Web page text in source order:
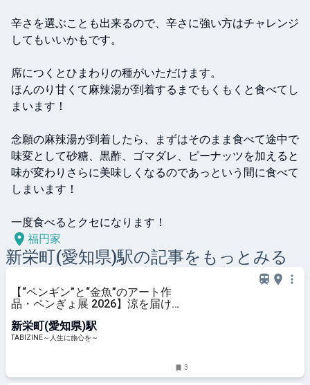
辛さを選ぶことも出来るので、辛さに強い方はチャレンジ
してもいいかもです。
席につくとひまわりの種がいただけます。
ほんのり甘くて麻辣湯が到着するまでもくもくと食べてし
まいます！
念願の麻辣湯が到着したら、まずはそのまま食べて途中で
味変として砂糖、黒酢、ゴマダレ、ピーナッツを加えると
味が変わりさらに美味しくなるのであっという間に食べて
しまいます！
福円家
新栄町(愛知県)駅の記事をもっとみる
【“ペンギン”と“金魚”のアート作
品・ペンぎょ展 2026】涼を届ける
| TABIZINE～人生に旅心を～
新栄町(愛知県)駅
TABIZINE～人生に旅心を～
3